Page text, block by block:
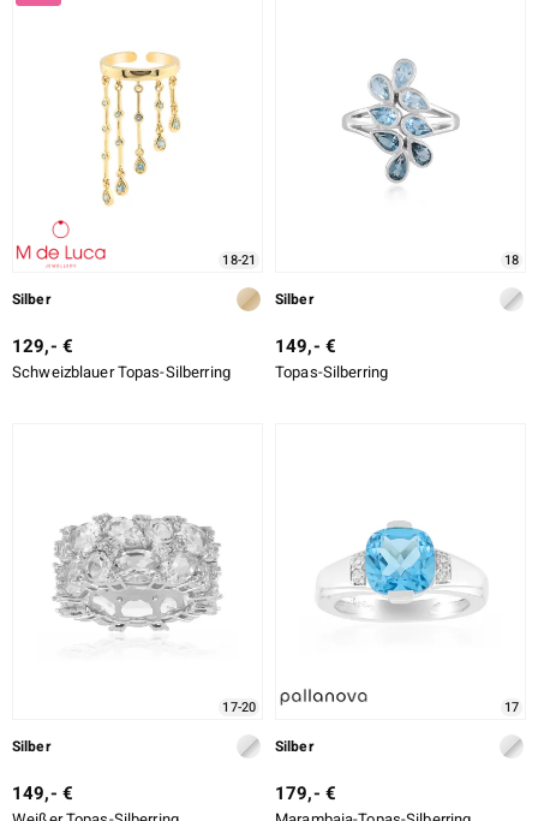
SCHLIFF DETAILLIERT
18-21
Silber
129,- €
Schweizblauer Topas-Silberring
18
Silber
149,- €
Topas-Silberring
17-20
Silber
149,- €
17
Silber
179,- €